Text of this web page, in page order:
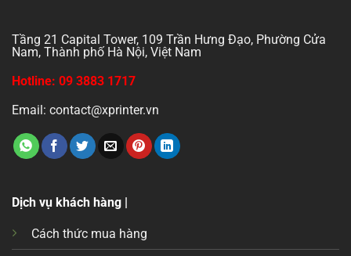
Tầng 21 Capital Tower, 109 Trần Hưng Đạo, Phường Cửa
Nam, Thành phố Hà Nội, Việt Nam
Hotline: 09 3883 1717
Email: contact@xprinter.vn
Dịch vụ khách hàng |
Cách thức mua hàng